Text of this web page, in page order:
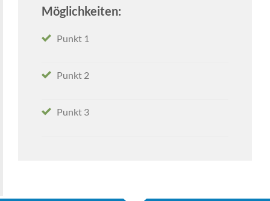
Möglichkeiten:
Punkt 1
Punkt 2
Punkt 3